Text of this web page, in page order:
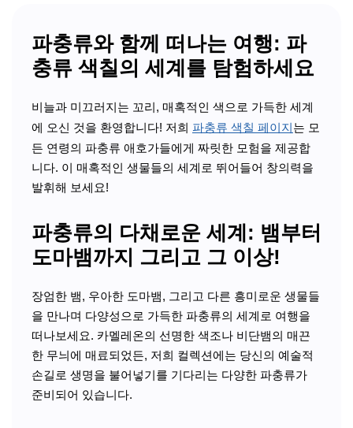
파충류와 함께 떠나는 여행: 파
충류 색칠의 세계를 탐험하세요
비늘과 미끄러지는 꼬리, 매혹적인 색으로 가득한 세계
에 오신 것을 환영합니다! 저희 파충류 색칠 페이지는 모
든 연령의 파충류 애호가들에게 짜릿한 모험을 제공합
니다. 이 매혹적인 생물들의 세계로 뛰어들어 창의력을
발휘해 보세요!
파충류의 다채로운 세계: 뱀부터
도마뱀까지 그리고 그 이상!
장엄한 뱀, 우아한 도마뱀, 그리고 다른 흥미로운 생물들
을 만나며 다양성으로 가득한 파충류의 세계로 여행을
떠나보세요. 카멜레온의 선명한 색조나 비단뱀의 매끈
한 무늬에 매료되었든, 저희 컬렉션에는 당신의 예술적
손길로 생명을 불어넣기를 기다리는 다양한 파충류가
준비되어 있습니다.